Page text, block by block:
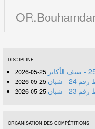
DISCIPLINE
25-05-2026
- شبان 25-05-2026
- شبان 25-05-2026
ORGANISATION DES COMPÉTITIONS